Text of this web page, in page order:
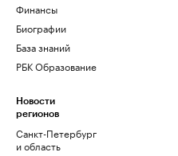
Финансы
Биографии
База знаний
РБК Образование
Новости
регионов
Санкт-Петербург
и область